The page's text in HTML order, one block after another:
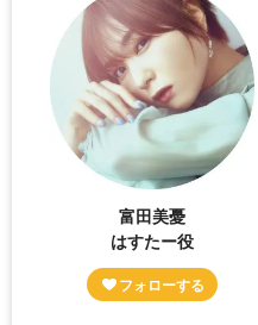
富田美憂
はすたー役